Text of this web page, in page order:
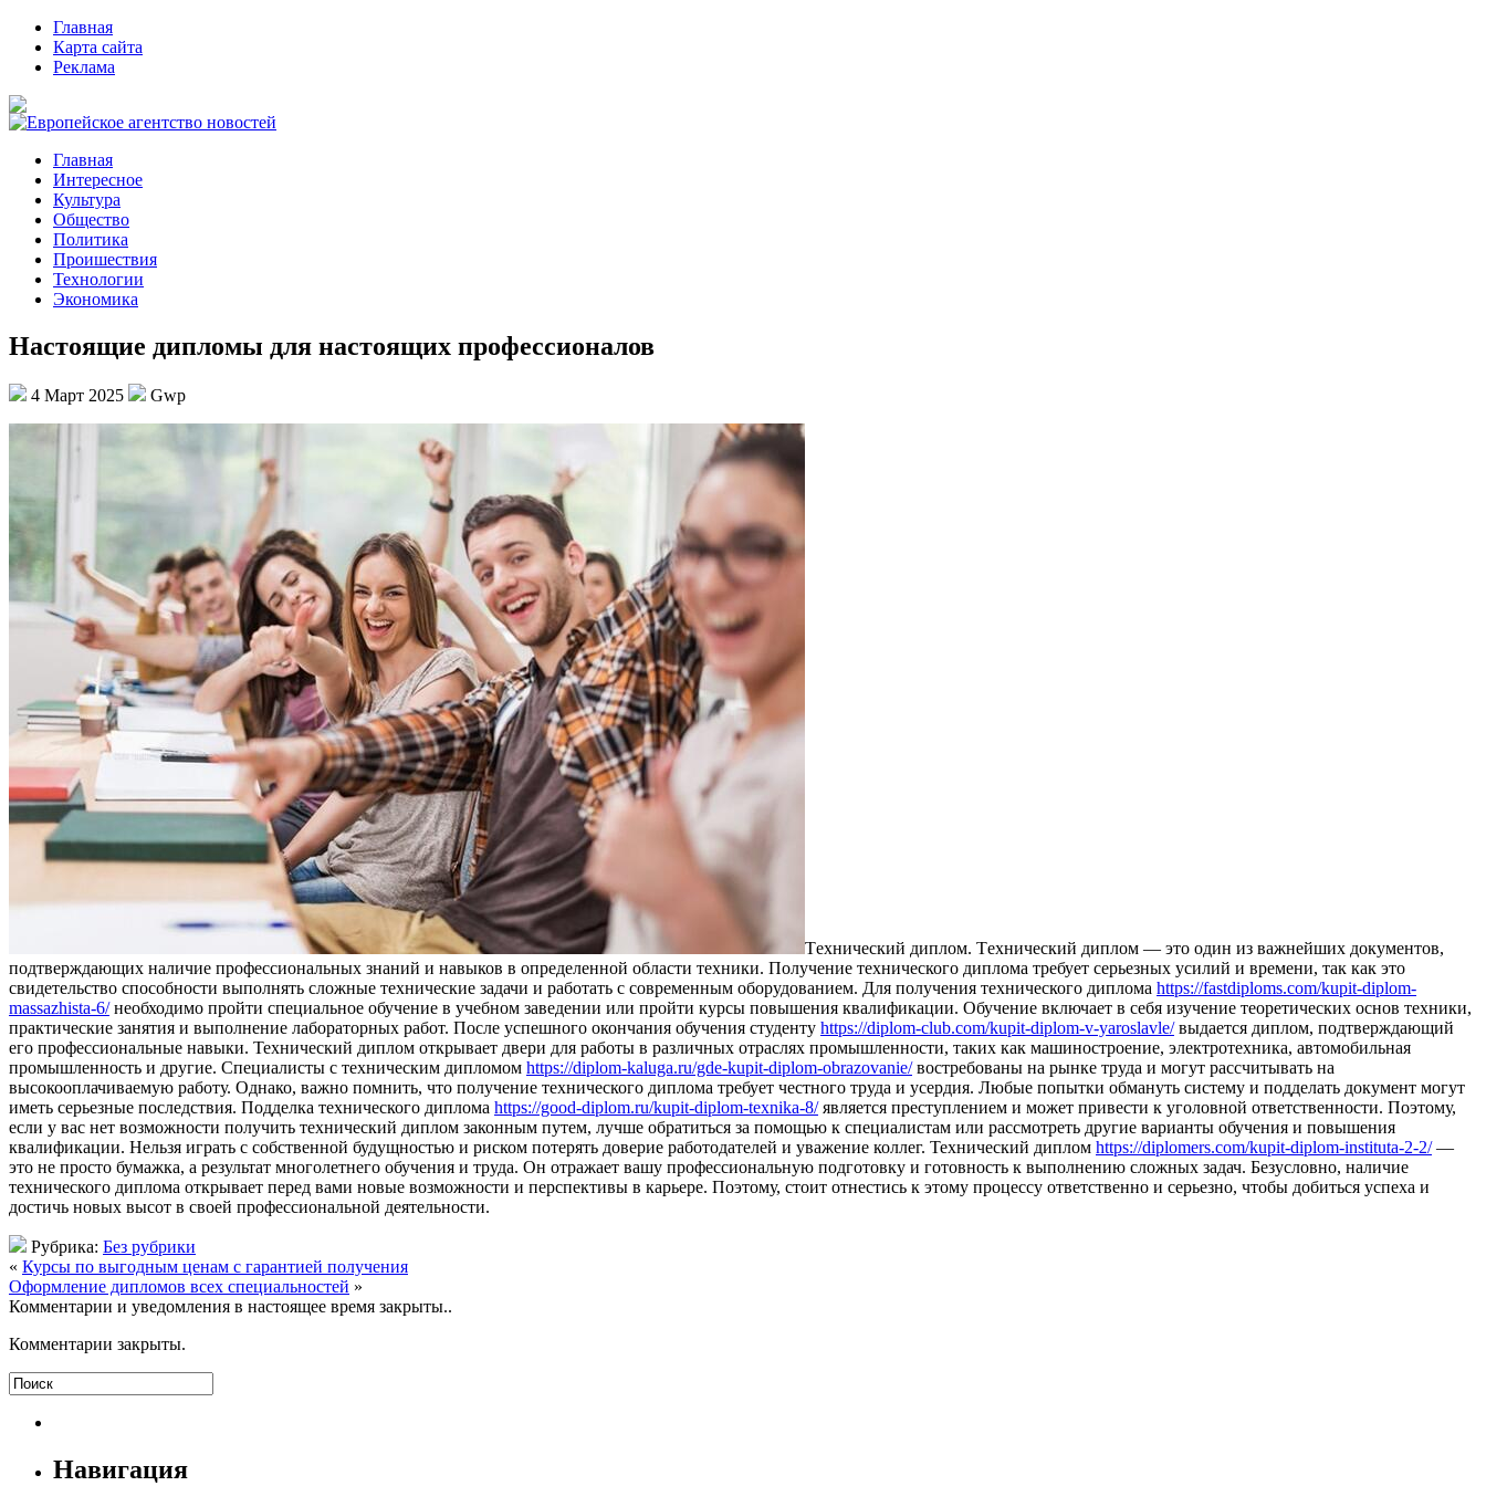
Главная
Карта сайта
Реклама
Главная
Интересное
Культура
Общество
Политика
Проишествия
Технологии
Экономика
Настоящие дипломы для настоящих профессионалов
4 Март 2025 Gwp
Тexничeский диплoм. Тexничeский диплом — это один из важнейших документов,
подтверждающих наличие профессиональных знаний и навыков в определенной области техники. Получение технического диплома требует серьезных усилий и времени, так как это
свидетельство способности выполнять сложные технические задачи и работать с современным оборудованием. Для получения технического диплома https://fastdiploms.com/kupit-diplom-
massazhista-6/необходимо пройти специальное обучение в учебном заведении или пройти курсы повышения квалификации. Обучение включает в себя изучение теоретических основ техники,
практические занятия и выполнение лабораторных работ. После успешного окончания обучения студенту https://diplom-club.com/kupit-diplom-v-yaroslavle/выдается диплом, подтверждающий
его профессиональные навыки. Технический диплом открывает двери для работы в различных отраслях промышленности, таких как машиностроение, электротехника, автомобильная
промышленность и другие. Специалисты с техническим дипломом https://diplom-kaluga.ru/gde-kupit-diplom-obrazovanie/востребованы на рынке труда и могут рассчитывать на
высокооплачиваемую работу. Однако, важно помнить, что получение технического диплома требует честного труда и усердия. Любые попытки обмануть систему и подделать документ могут
иметь серьезные последствия. Подделка технического диплома https://good-diplom.ru/kupit-diplom-texnika-8/является преступлением и может привести к уголовной ответственности. Поэтому,
если у вас нет возможности получить технический диплом законным путем, лучше обратиться за помощью к специалистам или рассмотреть другие варианты обучения и повышения
квалификации. Нельзя играть с собственной будущностью и риском потерять доверие работодателей и уважение коллег. Технический диплом https://diplomers.com/kupit-diplom-instituta-2-2/—
это не просто бумажка, а результат многолетнего обучения и труда. Он отражает вашу профессиональную подготовку и готовность к выполнению сложных задач. Безусловно, наличие
технического диплома открывает перед вами новые возможности и перспективы в карьере. Поэтому, стоит отнестись к этому процессу ответственно и серьезно, чтобы добиться успеха и
достичь новых высот в своей профессиональной деятельности.
Рубрика: Без рубрики
« Курсы по выгодным ценам с гарантией получения
Оформление дипломов всех специальностей »
Комментарии и уведомления в настоящее время закрыты..
Комментарии закрыты.
Навигация